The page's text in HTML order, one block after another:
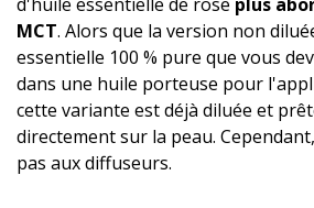
MCT. Alors que la version non
essentielle 100 % pure que vous
dans une huile porteuse pour
cette variante est déjà diluée et
directement sur la peau.
pas aux diffuseurs.